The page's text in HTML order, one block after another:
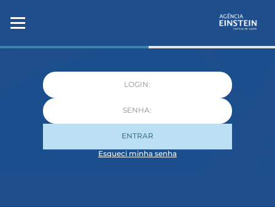
ENTRAR
Esqueci minha senha